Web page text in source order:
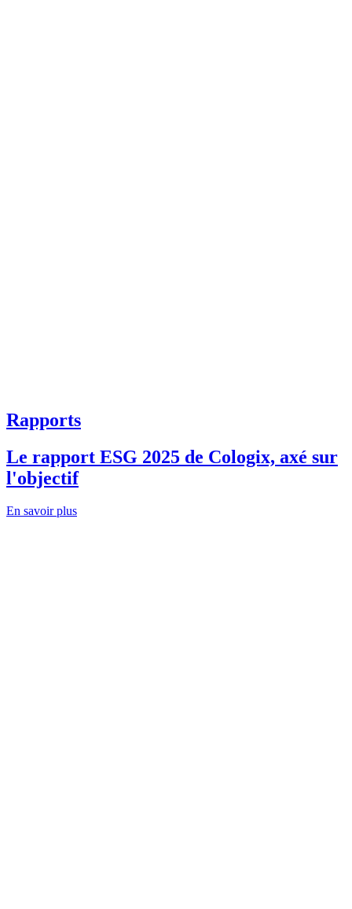
Rapports
Le rapport ESG 2025 de Cologix, axé sur
l'objectif
En savoir plus